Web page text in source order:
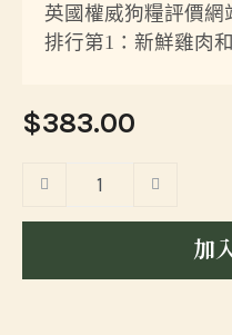
英國權威狗糧評價網
排行第1：新鮮雞肉
$383.00
加